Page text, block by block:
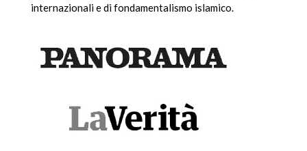
internazionali e di fondamentalismo islamico.